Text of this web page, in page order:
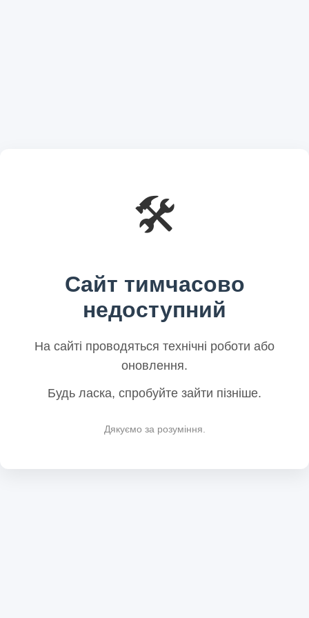
🛠️
Сайт тимчасово
недоступний
На сайті проводяться технічні роботи або
оновлення.
Будь ласка, спробуйте зайти пізніше.
Дякуємо за розуміння.